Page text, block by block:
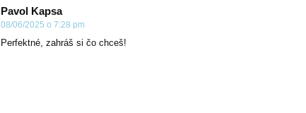
Pavol Kapsa
08/06/2025 o 7:28 pm
Perfektné, zahráš si čo chceš!